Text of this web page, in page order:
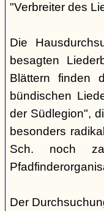
"Verbreiter des
Die
besagten
Blättern finden
bündischen
der Südlegion",
besonders
Sch. noch
Der